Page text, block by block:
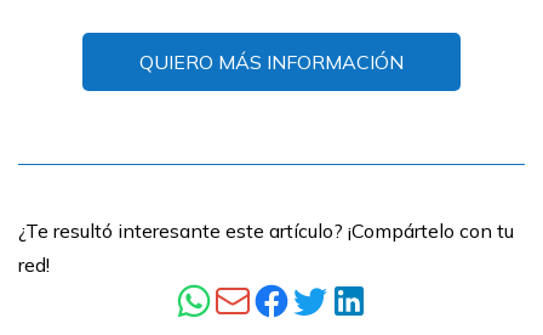
QUIERO MÁS INFORMACIÓN
¿Te resultó interesante este artículo? ¡Compártelo con tu
red!